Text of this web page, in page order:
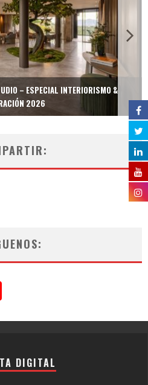
– ESPECIAL INTERIORISMO &
2026
DIGITAL